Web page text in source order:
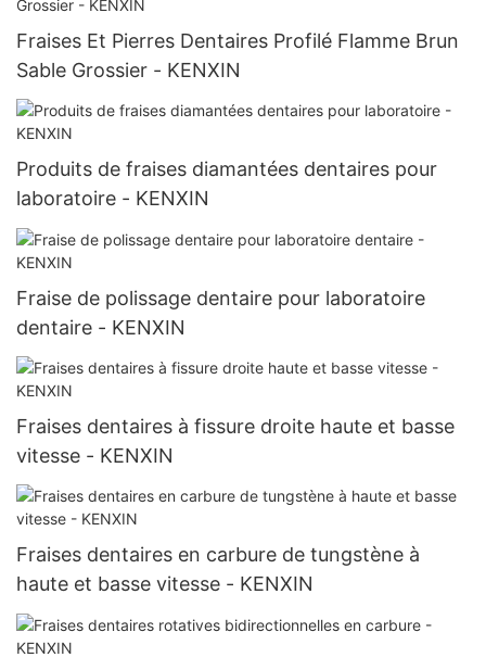
Fraises Et Pierres Dentaires Profilé Flamme Brun
Sable Grossier - KENXIN
Produits de fraises diamantées dentaires pour
laboratoire - KENXIN
Fraise de polissage dentaire pour laboratoire
dentaire - KENXIN
Fraises dentaires à fissure droite haute et basse
vitesse - KENXIN
Fraises dentaires en carbure de tungstène à
haute et basse vitesse - KENXIN